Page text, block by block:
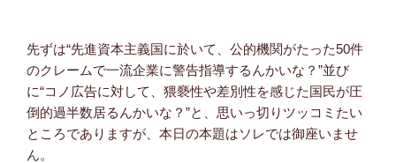
先ずは“先進資本主義国に於いて、公的機関がたった50件
のクレームで一流企業に警告指導するんかいな？”並び
に“コノ広告に対して、猥褻性や差別性を感じた国民が圧
倒的過半数居るんかいな？”と、思いっ切りツッコミたい
ところでありますが、本日の本題はソレでは御座いませ
ん。